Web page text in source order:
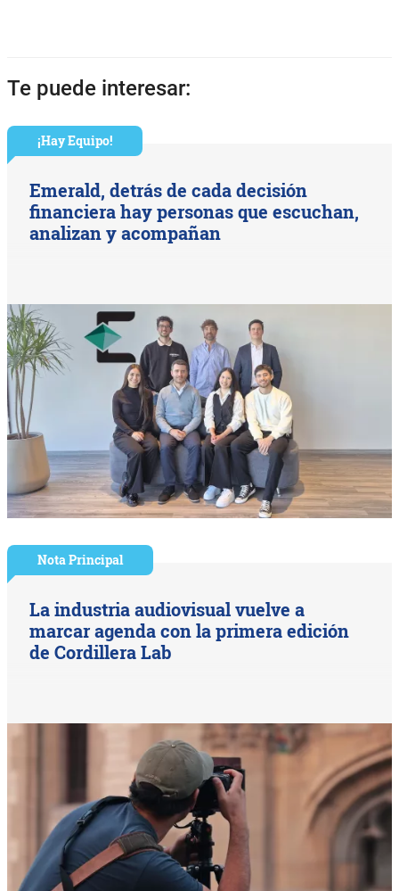
Te puede interesar:
¡Hay Equipo!
Emerald, detrás de cada decisión
financiera hay personas que escuchan,
analizan y acompañan
Nota Principal
La industria audiovisual vuelve a
marcar agenda con la primera edición
de Cordillera Lab